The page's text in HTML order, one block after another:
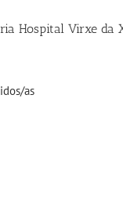
Hospital Virxe
as